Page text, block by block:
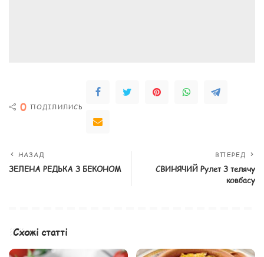
0 ПОДІЛИЛИСЬ
НАЗАД
ЗЕЛЕНА РЕДЬКА З БЕКОНОМ
ВПЕРЕД
СВИНЯЧИЙ Рулет З телячу
ковбасу
Схожі статті